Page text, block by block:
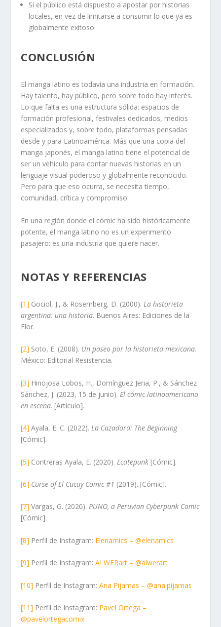
Si el público está dispuesto a apostar por historias
locales, en vez de limitarse a consumir lo que ya es
globalmente exitoso.
CONCLUSIÓN
El manga latino es todavía una industria en formación.
Hay talento, hay público, pero sobre todo hay interés.
Lo que falta es una estructura sólida: espacios de
formación profesional, festivales dedicados, medios
especializados y, sobre todo, plataformas pensadas
desde y para Latinoamérica. Más que una copia del
manga japonés, el manga latino tiene el potencial de
ser un vehículo para contar nuevas historias en un
lenguaje visual poderoso y globalmente reconocido.
Pero para que eso ocurra, se necesita tiempo,
comunidad, crítica y compromiso.
En una región donde el cómic ha sido históricamente
potente, el manga latino no es un experimento
pasajero: es una industria que quiere nacer.
NOTAS Y REFERENCIAS
[1] Gociol, J., & Rosemberg, D. (2000).La historieta
argentina: una historia. Buenos Aires: Ediciones de la
Flor.
[2] Soto, E. (2008). Un paseo por la historieta mexicana.
México: Editorial Resistencia.
[3] Hinojosa Lobos, H., Domínguez Jeria, P., & Sánchez
Sánchez, J. (2023, 15 de junio).El cómic latinoamericano
en escena. [Artículo].
[4] Ayala, E. C. (2022).La Cazadora: The Beginning
[Cómic].
[5] Contreras Ayala, E. (2020). Ecatepunk [Cómic].
[6] Curse of El Cucuy Comic #1 (2019). [Cómic].
[7] Vargas, G. (2020).PUNO, a Peruvian Cyberpunk Comic
[Cómic].
[8] Perfil de Instagram: Elenamics – @elenamics
[9] Perfil de Instagram:ALWERart – @alwerart
[10] Perfil de Instagram:Ana Pijamas – @ana.pijamas
[11] Perfil de Instagram: Pavel Ortega –
@pavelortegacomix